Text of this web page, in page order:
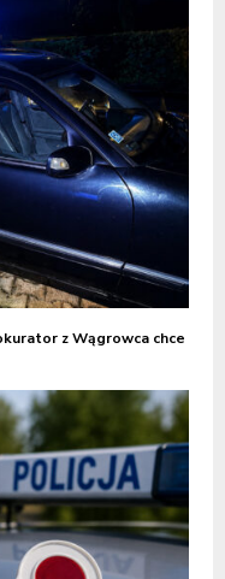
z Wągrowca chce